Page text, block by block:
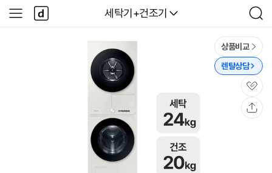
다나와
세탁기+건조기
검
색
사
이
다
나
와
상품비교
렌탈상담
관
심